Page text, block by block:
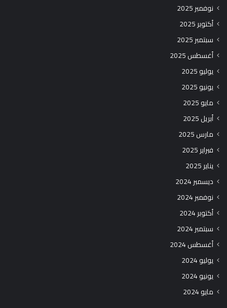
نوفمبر 2025
أكتوبر 2025
سبتمبر 2025
أغسطس 2025
يوليو 2025
يونيو 2025
مايو 2025
أبريل 2025
مارس 2025
فبراير 2025
يناير 2025
ديسمبر 2024
نوفمبر 2024
أكتوبر 2024
سبتمبر 2024
أغسطس 2024
يوليو 2024
يونيو 2024
مايو 2024